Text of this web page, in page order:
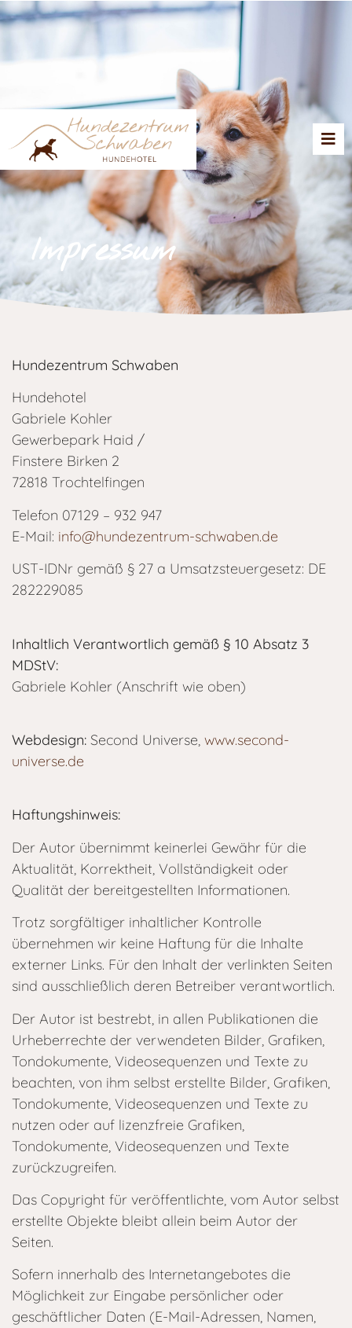
Impressum
Hundezentrum Schwaben
Hundehotel
Gabriele Kohler
Gewerbepark Haid /
Finstere Birken 2
72818 Trochtelfingen
Telefon 07129 – 932 947
E-Mail: info@hundezentrum-schwaben.de
UST-IDNr gemäß § 27 a Umsatzsteuergesetz: DE
282229085
Inhaltlich Verantwortlich gemäß § 10 Absatz 3
MDStV:
Gabriele Kohler (Anschrift wie oben)
Webdesign: Second Universe, www.second-
universe.de
Haftungshinweis:
Der Autor übernimmt keinerlei Gewähr für die
Aktualität, Korrektheit, Vollständigkeit oder
Qualität der bereitgestellten Informationen.
Trotz sorgfältiger inhaltlicher Kontrolle
übernehmen wir keine Haftung für die Inhalte
externer Links. Für den Inhalt der verlinkten Seiten
sind ausschließlich deren Betreiber verantwortlich.
Der Autor ist bestrebt, in allen Publikationen die
Urheberrechte der verwendeten Bilder, Grafiken,
Tondokumente, Videosequenzen und Texte zu
beachten, von ihm selbst erstellte Bilder, Grafiken,
Tondokumente, Videosequenzen und Texte zu
nutzen oder auf lizenzfreie Grafiken,
Tondokumente, Videosequenzen und Texte
zurückzugreifen.
Das Copyright für veröffentlichte, vom Autor selbst
erstellte Objekte bleibt allein beim Autor der
Seiten.
Sofern innerhalb des Internetangebotes die
Möglichkeit zur Eingabe persönlicher oder
geschäftlicher Daten (E-Mail-Adressen, Namen,